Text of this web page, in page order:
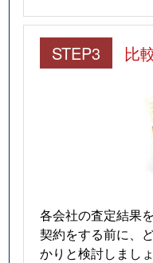
STEP3 比
各会社の査定結果
契約をする前に、
かりと検討しましょ